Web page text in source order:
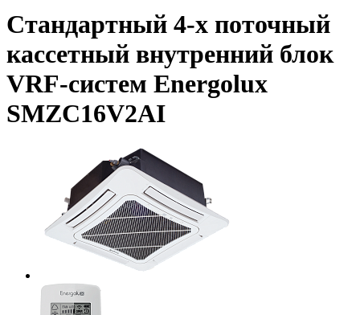
Стандартный 4-х поточный
кассетный внутренний блок
VRF-систем Energolux
SMZC16V2AI